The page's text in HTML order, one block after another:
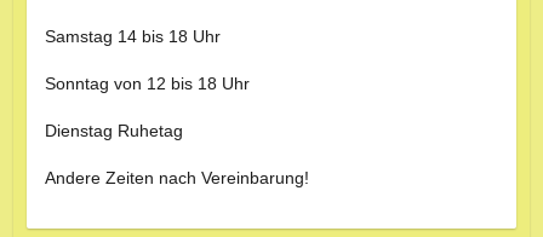
Samstag 14 bis 18 Uhr
Sonntag von 12 bis 18 Uhr
Dienstag Ruhetag
Andere Zeiten nach Vereinbarung!